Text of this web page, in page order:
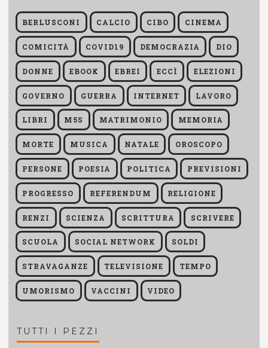
BERLUSCONI CALCIO CIBO CINEMA
COMICITÀ COVID19 DEMOCRAZIA DIO
DONNE EBOOK EBREI ECCÌ ELEZIONI
GOVERNO GUERRA INTERNET LAVORO
LIBRI M5S MATRIMONIO MEMORIA
MORTE MUSICA NATALE OROSCOPO
PERSONE POESIA POLITICA PREVISIONI
PROGRESSO REFERENDUM RELIGIONE
RENZI SCIENZA SCRITTURA SCRIVERE
SCUOLA SOCIAL NETWORK SOLDI
STRAVAGANZE TELEVISIONE TEMPO
UMORISMO VACCINI VIDEO
TUTTI I PEZZI